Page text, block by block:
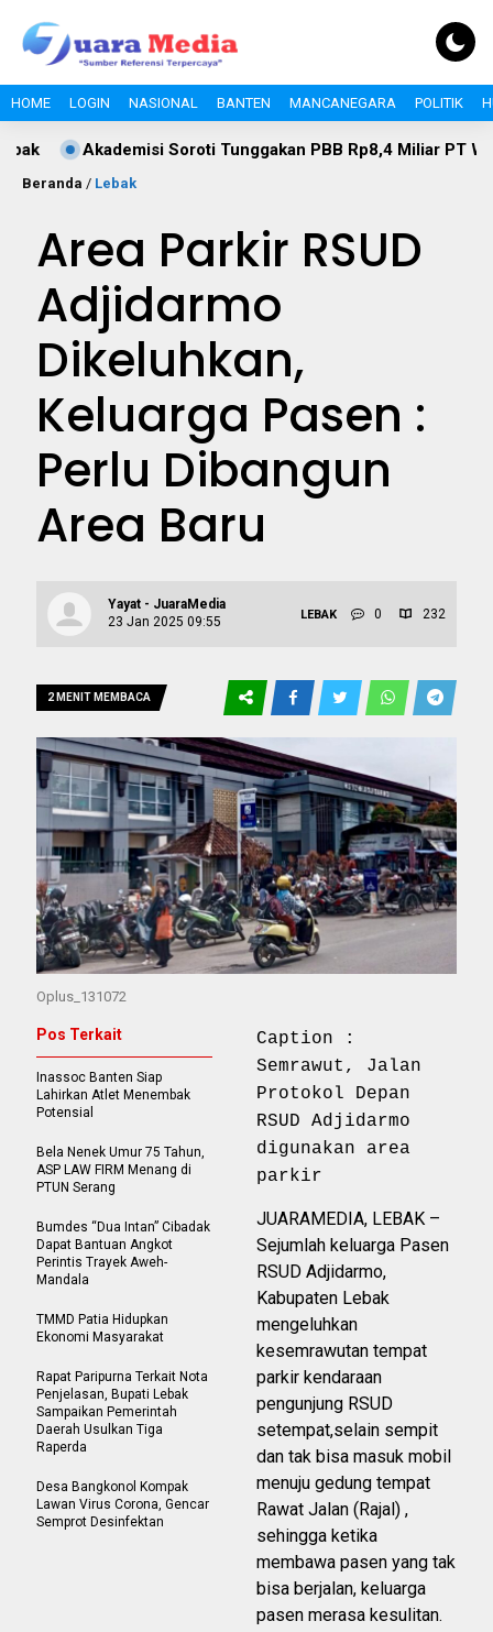
HOME LOGIN NASIONAL BANTEN MANCANEGARA POLITIK
Tunggakan PBB Rp8,4 Miliar PT Wika Serpan: Investor
Beranda / Lebak
Area Parkir RSUD
Adjidarmo
Dikeluhkan,
Keluarga Pasen :
Perlu Dibangun
Area Baru
Yayat - JuaraMedia
23 Jan 2025 09:55
LEBAK 0 232
2 MENIT MEMBACA
Oplus_131072
Caption :
Semrawut, Jalan
Protokol Depan
RSUD Adjidarmo
digunakan area
parkir
JUARAMEDIA, LEBAK –
Sejumlah keluarga Pasen
RSUD Adjidarmo,
Kabupaten Lebak
mengeluhkan
kesemrawutan tempat
parkir kendaraan
pengunjung RSUD
setempat,selain sempit
dan tak bisa masuk mobil
menuju gedung tempat
Rawat Jalan (Rajal) ,
sehingga ketika
membawa pasen yang tak
bisa berjalan, keluarga
pasen merasa kesulitan.
Pos Terkait
Inassoc Banten Siap
Lahirkan Atlet Menembak
Potensial
Bela Nenek Umur 75 Tahun,
ASP LAW FIRM Menang di
PTUN Serang
Bumdes “Dua Intan” Cibadak
Dapat Bantuan Angkot
Perintis Trayek Aweh-
Mandala
TMMD Patia Hidupkan
Ekonomi Masyarakat
Rapat Paripurna Terkait Nota
Penjelasan, Bupati Lebak
Sampaikan Pemerintah
Daerah Usulkan Tiga
Raperda
Desa Bangkonol Kompak
Lawan Virus Corona, Gencar
Semprot Desinfektan